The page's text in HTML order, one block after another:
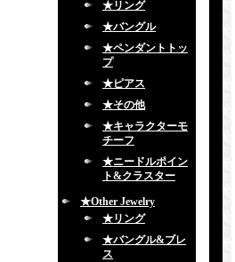
★リング
★バングル
★ペンダントトッ
プ
★ピアス
★その他
★キャラクターモ
チーフ
★ニードルポイン
ト&クラスター
★Other Jewelry
★リング
★バングル&ブレ
ス